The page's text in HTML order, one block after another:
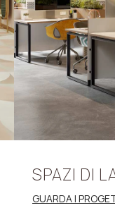
SPAZI DI
GUARDA I